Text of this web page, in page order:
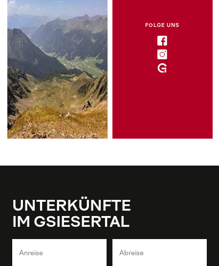
FOLGE UNS
UNTERKÜNFTE
IM GSIESERTAL